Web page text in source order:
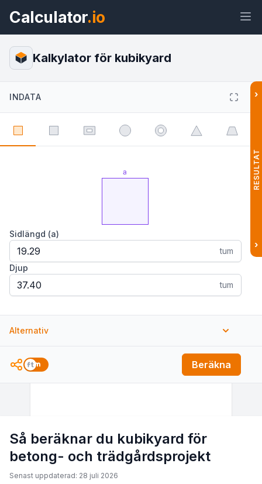
Calculator.io
kubikyard: Betong, jord och grus
Kalkylator för kubikyard
INDATA
Sidlängd (a)
tum
Djup
tum
Alternativ
Beräkna
›
RESULTAT
›
Så beräknar du kubikyard för
betong- och trädgårdsprojekt
Senast uppdaterad: 28 juli 2026